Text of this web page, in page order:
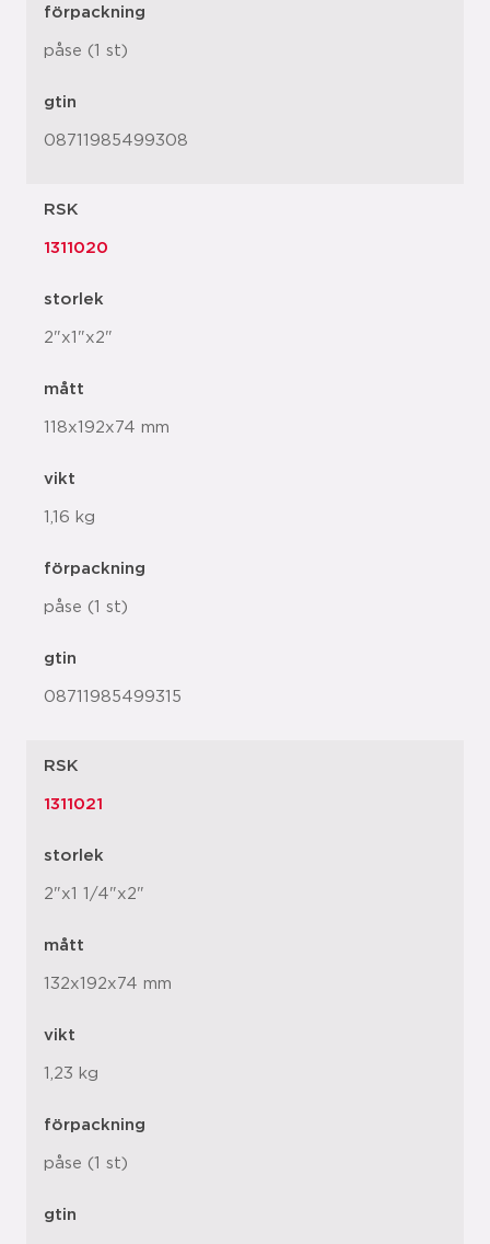
förpackning
påse (1 st)
gtin
08711985499308
RSK
1311020
storlek
2"x1"x2"
mått
118x192x74 mm
vikt
1,16 kg
förpackning
påse (1 st)
gtin
08711985499315
RSK
1311021
storlek
2"x1 1/4"x2"
mått
132x192x74 mm
vikt
1,23 kg
förpackning
påse (1 st)
gtin